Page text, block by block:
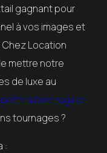
gagnant pour
à vos images et
Location
mettre notre
de luxe au
prêts à faire rugir le
tournages ?
: